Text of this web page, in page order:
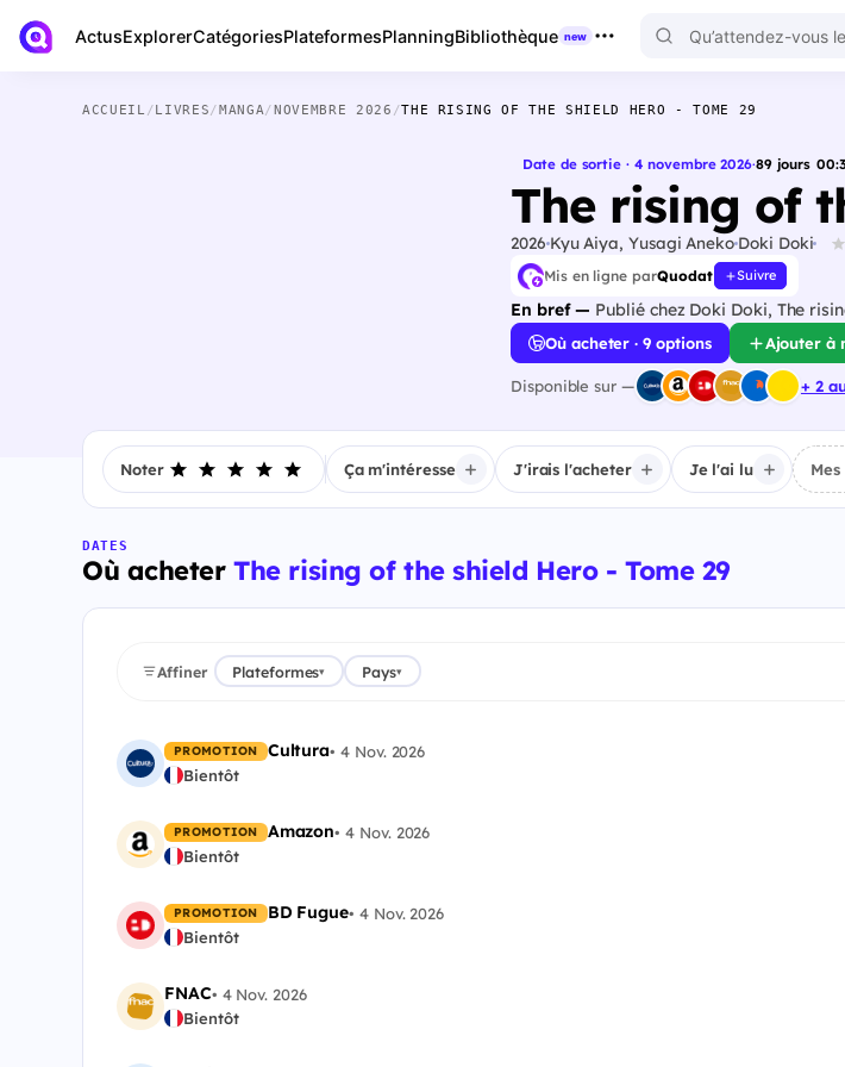
ActusExplorerCatégoriesPlateformesPlanningBibliothèque new
ACCUEIL /LIVRES/MANGA/NOVEMBRE 2026 /THE RISING OF THE SHIELD HERO - TOME 29
Date de sortie · 4 novembre 2026·89 jours 00:
The rising of
2026 Kyu Aiya, Yusagi Aneko Doki Doki
Mis en ligne parQuodat Suivre
En bref — Publié chez Doki Doki, The
Où acheter · 9 options Ajouter à
Disponible sur — + 2
Noter Ça m'intéresse J'irais l'acheter Je l'ai lu
DATES
Où acheterThe rising of the shield Hero - Tome 29
Affiner Plateformes▾ Pays▾
PROMOTION Cultura•4 Nov. 2026
Bientôt
PROMOTION Amazon•4 Nov. 2026
Bientôt
PROMOTION BD Fugue• 4 Nov. 2026
Bientôt
FNAC• 4 Nov. 2026
Bientôt